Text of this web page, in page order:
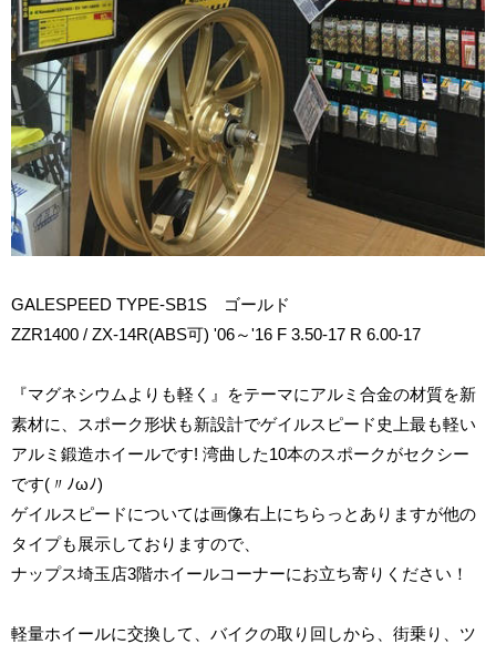
GALESPEED TYPE-SB1S ゴールド
ZZR1400 / ZX-14R(ABS可) '06～'16 F 3.50-17 R 6.00-17
『マグネシウムよりも軽く』をテーマにアルミ合金の材質を新
素材に、スポーク形状も新設計でゲイルスピード史上最も軽い
アルミ鍛造ホイールです! 湾曲した10本のスポークがセクシー
です(〃ﾉωﾉ)
ゲイルスピードについては画像右上にちらっとありますが他の
タイプも展示しておりますので、
ナップス埼玉店3階ホイールコーナーにお立ち寄りください！
軽量ホイールに交換して、バイクの取り回しから、街乗り、ツ